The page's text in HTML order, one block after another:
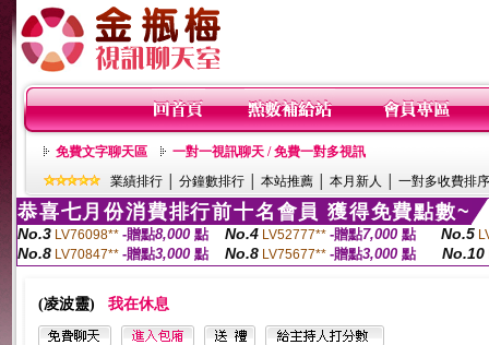
免費文字聊天區
一對一視訊聊天 / 免費一對多視訊
業績排行
分鐘數排行 本站推薦 本月新人 一對多收費排序
恭喜七月份消費排行前十名會員 獲得免費點數~
No.3 LV76098** -贈點8,000 點 No.4 LV52777** -贈點7,000 點 No.5
No.8 LV70847** -贈點3,000 點 No.8 LV75677** -贈點3,000 點 No.10
(凌波靈) 我在休息